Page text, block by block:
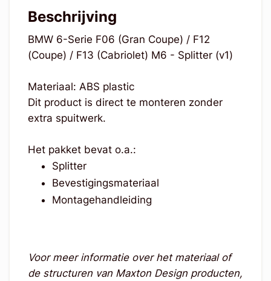
Beschrijving
BMW 6-Serie F06 (Gran Coupe) / F12
(Coupe) / F13 (Cabriolet) M6 - Splitter (v1)
Materiaal: ABS plastic
Dit product is direct te monteren zonder
extra spuitwerk.
Het pakket bevat o.a.:
Splitter
Bevestigingsmateriaal
Montagehandleiding
Voor meer informatie over het materiaal of
de structuren van Maxton Design producten,